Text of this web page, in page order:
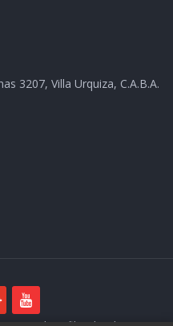
3207, Villa Urquiza, C.A.B.A.